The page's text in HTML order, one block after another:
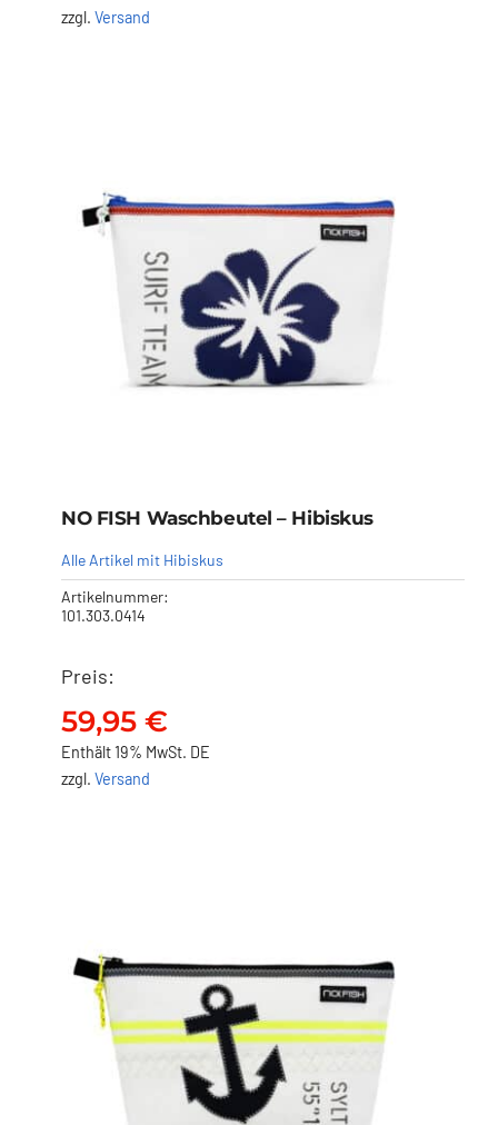
zzgl. Versand
NO FISH Waschbeutel –
59,95
NO FISH Waschbeutel – Hibiskus
Alle Artikel mit Hibiskus
Artikelnummer:
101.303.0414
Preis:
59,95 €
Enthält 19% MwSt. DE
zzgl. Versand